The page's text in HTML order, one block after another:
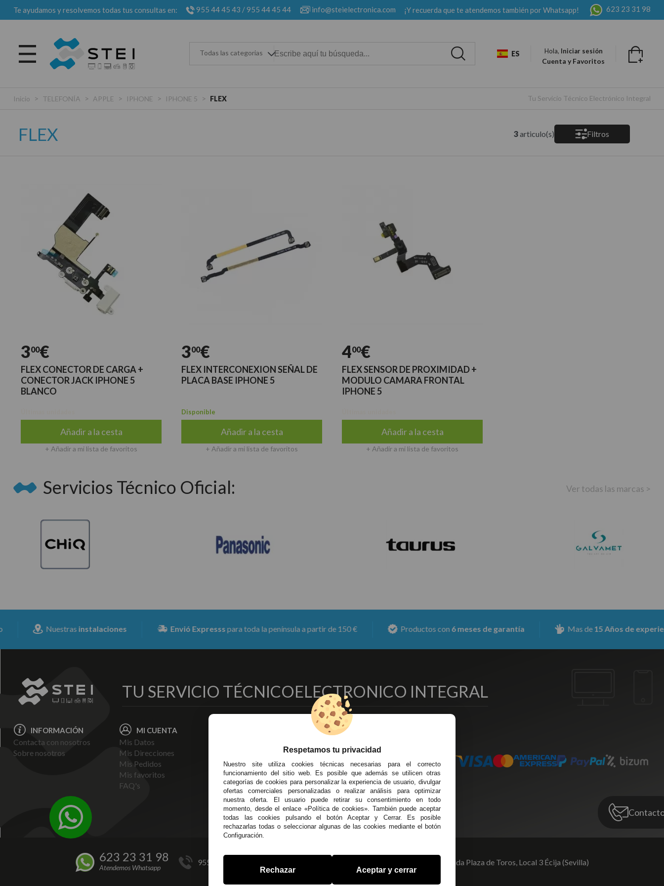
Te ayudamos y resolvemos todas tus consultas en: 955 44 45 43 /955 44 45 44 info@steielectronica.com ¡Y recuerda que te atendemos también por Whatsapp! 623 23 31 98
Todas las categorias ES Hola, Iniciar sesión
Cuenta y Favoritos
Inicio > TELEFONÍA > APPLE > IPHONE > IPHONE 5 > FLEX Tu Servicio Técnico Electrónico Integral
FLEX 3articulo(s) Filtros
300€
FLEX CONECTOR DE CARGA +
CONECTOR JACK IPHONE 5
BLANCO
Añadir a la cesta
+ Añadir a mi lista de favoritos
300€
FLEX INTERCONEXION SEÑAL DE
PLACA BASE IPHONE 5
Disponible
Añadir a la cesta
+ Añadir a mi lista de favoritos
400€
FLEX SENSOR DE PROXIMIDAD +
MODULO CAMARA FRONTAL
IPHONE 5
Añadir a la cesta
+ Añadir a mi lista de favoritos
Servicios Técnico Oficial: Ver todas las marcas >
Nuestrasinstalaciones Envió Expressspara toda la península a partir de 150 € Productos con6 meses de garantía Mas de15 Años de experiencia
TU SERVICIO TÉCNICOELECTRONICO INTEGRAL
INFORMACIÓN
Contacta con nosotros
Sobre nosotros
MI CUENTA
Mis Datos
Mis Direcciones
Mis Pedidos
Mis favoritos
FAQ's
Entregas y Devoluciones
Política de Privacidad
Pago Seguro
Terminos y
Condiciones Generales
Políticas de Cookies
DELEGACIONES
Av. Plaza de Toros. Local 3
Córdoba
C/ Ingeniero Iribarren, 14
Alzira - Valencia
C/ Esplugues, 135
623 23 31 98
Atendemos Whatsapp
955 44 45 43 Avenida Plaza de Toros, Local 3 Écija (Sevilla)
Respetamos tu privacidad
Nuestro site utiliza cookies técnicas necesarias para el correcto
funcionamiento del sitio web. Es posible que además se utilicen otras
categorías de cookies para personalizar la experiencia de usuario, divulgar
ofertas comerciales personalizadas o realizar análisis para optimizar
nuestra oferta. El usuario puede retirar su consentimiento en todo
momento, desde el enlace «Política de cookies». También puede aceptar
todas las cookies pulsando el botón Aceptar y Cerrar. Es posible
rechazarlas todas o seleccionar algunas de las cookies mediante el botón
Configuración.
Rechazar Aceptar y cerrar